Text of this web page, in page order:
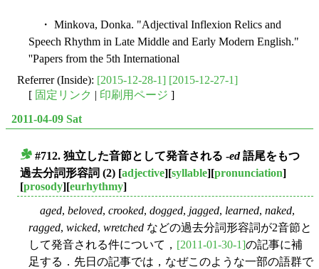
・ Minkova, Donka. "Adjectival Inflexion Relics and
Speech Rhythm in Late Middle and Early Modern English."
''Papers from the 5th International
Referrer (Inside): [2015-12-28-1] [2015-12-27-1]
[ 固定リンク | 印刷用ページ ]
2011-04-09 Sat
#712. 独立した音節として発音される -ed語尾をもつ
過去分詞形容詞 (2) [adjective][syllable][pronunciation]
[prosody][eurhythmy]
aged, beloved, crooked, dogged, jagged, learned, naked,
ragged, wicked, wretched などの過去分詞形容詞が2音節と
して発音される件について， [2011-01-30-1]の記事に補
足する．先日の記事では，なぜこのような一部の語群で